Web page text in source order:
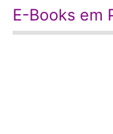
E-Books em